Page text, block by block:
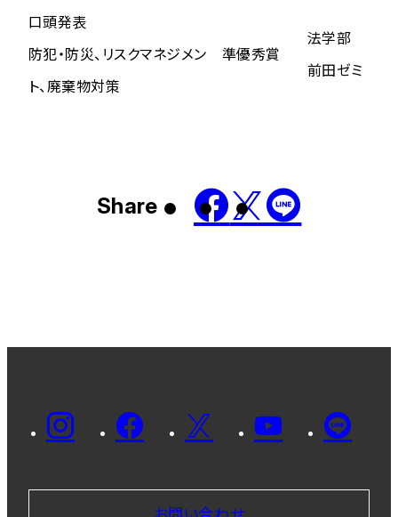
口頭発表
防犯・防災、リスクマネジメン
ト、廃棄物対策
準優秀賞
法学部
前田ゼミ
Share